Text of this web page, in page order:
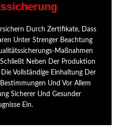
Durch Zertifikate, Dass
Unter Strenger Beachtung
Maßnahmen
Neben Der Produktion
Vollständige Einhaltung Der
Und Vor Allem
Sicherer Und Gesunder
Ein.